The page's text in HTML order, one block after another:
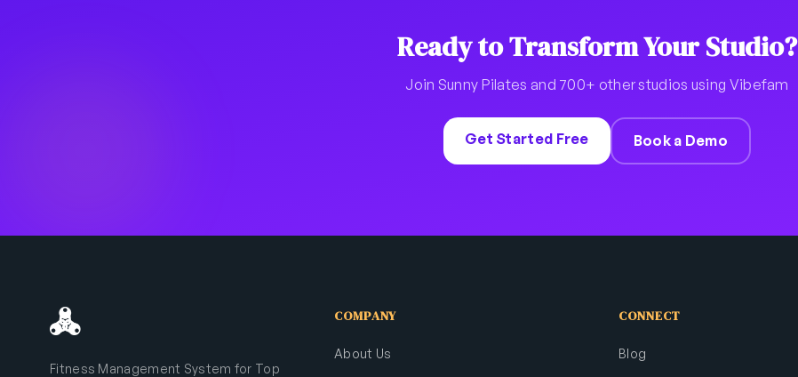
Ready to Transform Your Studio?
Join Sunny Pilates and 700+ other studios using Vibefam
Get Started Free Book a Demo
Fitness Management System for Top
COMPANY
About Us
CONNECT
Blog